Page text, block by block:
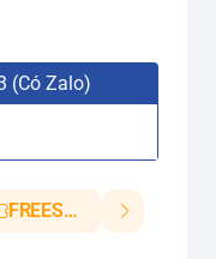
(Có Zalo)
FREESHIP10